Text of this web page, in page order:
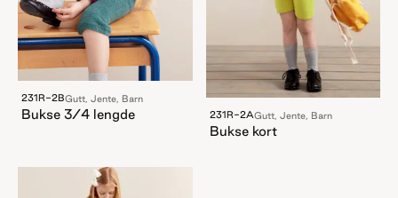
231R-2BGutt, Jente, Barn
Bukse 3/4 lengde 231R-2AGutt, Jente, Barn
Bukse kort